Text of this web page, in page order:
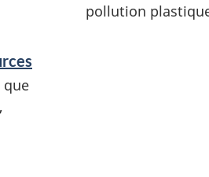
pollution